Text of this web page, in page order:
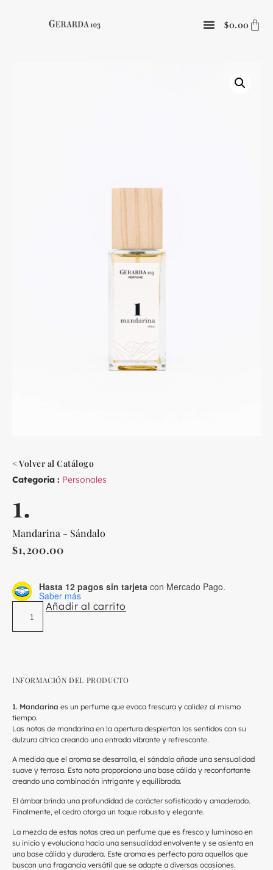
$0.00
< Volver al Catálogo
Categoria : Personales
1.
Mandarina - Sándalo
$1,200.00
Hasta 12 pagos sin tarjeta con Mercado Pago.
Saber más
Añadir al carrito
INFORMACIÓN DEL PRODUCTO
1. Mandarina es un perfume que evoca frescura y calidez al mismo
tiempo.
Las notas de mandarina en la apertura despiertan los sentidos con su
dulzura cítrica creando una entrada vibrante y refrescante.
A medida que el aroma se desarrolla, el sándalo añade una sensualidad
suave y terrosa. Esta nota proporciona una base cálida y reconfortante
creando una combinación intrigante y equilibrada.
El ámbar brinda una profundidad de carácter sofisticado y amaderado.
Finalmente, el cedro otorga un toque robusto y elegante.
La mezcla de estas notas crea un perfume que es fresco y luminoso en
su inicio y evoluciona hacia una sensualidad envolvente y se asienta en
una base cálida y duradera. Este aroma es perfecto para aquellos que
buscan una fragancia versátil que se adapte a diversas ocasiones.